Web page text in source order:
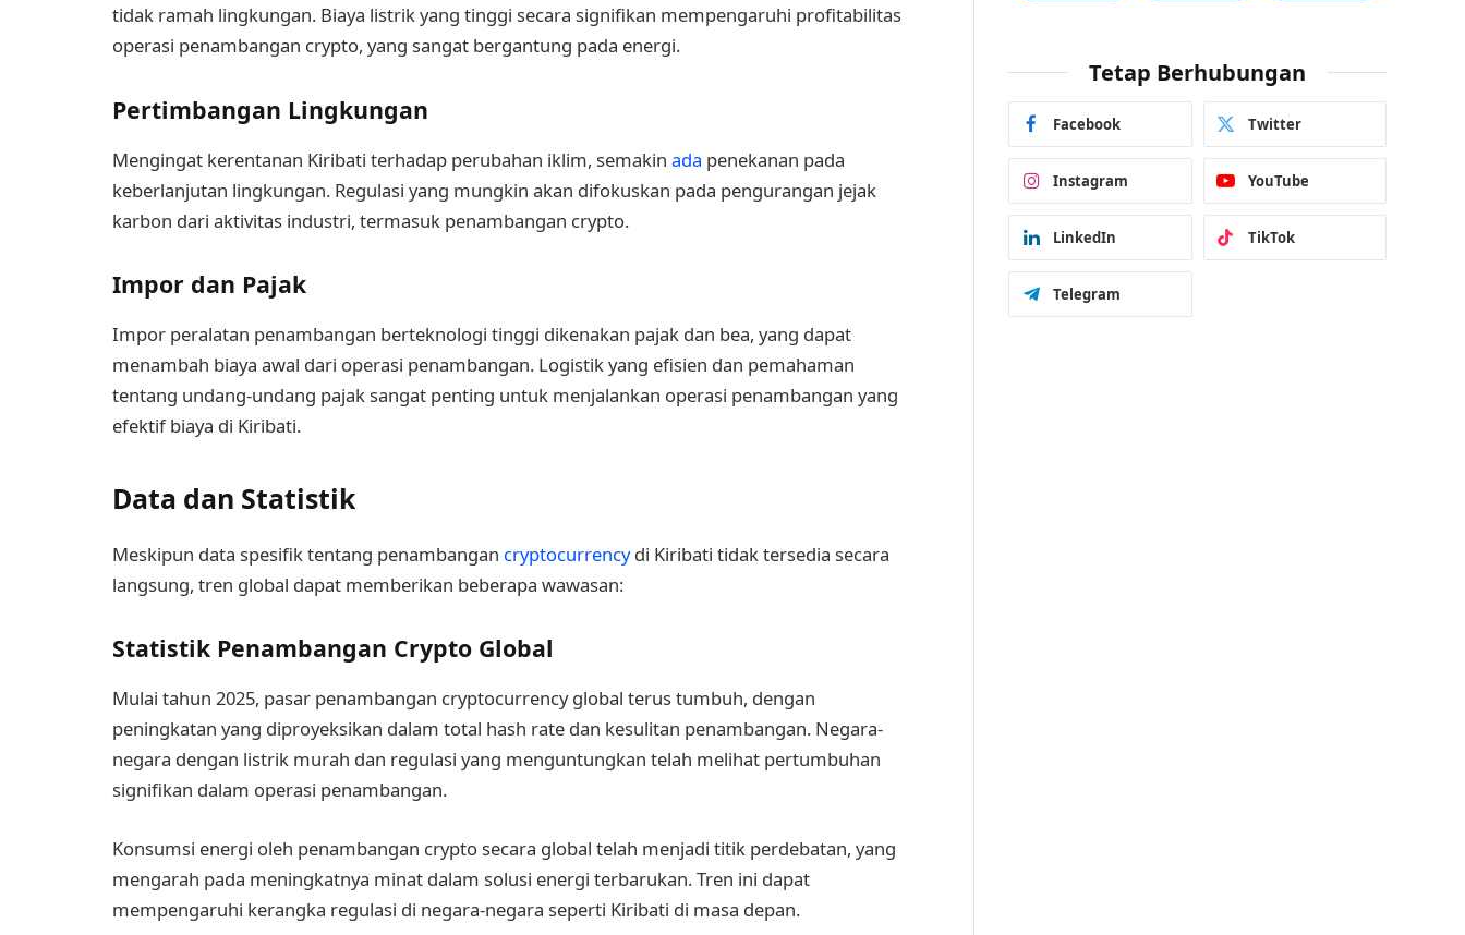
tidak ramah lingkungan. Biaya listrik yang tinggi secara signifikan mempengaruhi profitabilitas
operasi penambangan crypto, yang sangat bergantung pada energi.
Pertimbangan Lingkungan
Mengingat kerentanan Kiribati terhadap perubahan iklim, semakin ada penekanan pada
keberlanjutan lingkungan. Regulasi yang mungkin akan difokuskan pada pengurangan jejak
karbon dari aktivitas industri, termasuk penambangan crypto.
Impor dan Pajak
Impor peralatan penambangan berteknologi tinggi dikenakan pajak dan bea, yang dapat
menambah biaya awal dari operasi penambangan. Logistik yang efisien dan pemahaman
tentang undang-undang pajak sangat penting untuk menjalankan operasi penambangan yang
efektif biaya di Kiribati.
Data dan Statistik
Meskipun data spesifik tentang penambangan cryptocurrencydi Kiribati tidak tersedia secara
langsung, tren global dapat memberikan beberapa wawasan:
Statistik Penambangan Crypto Global
Mulai tahun 2025, pasar penambangan cryptocurrency global terus tumbuh, dengan
peningkatan yang diproyeksikan dalam total hash rate dan kesulitan penambangan. Negara-
negara dengan listrik murah dan regulasi yang menguntungkan telah melihat pertumbuhan
signifikan dalam operasi penambangan.
Konsumsi energi oleh penambangan crypto secara global telah menjadi titik perdebatan, yang
mengarah pada meningkatnya minat dalam solusi energi terbarukan. Tren ini dapat
mempengaruhi kerangka regulasi di negara-negara seperti Kiribati di masa depan.
Tetap Berhubungan
Facebook Twitter
Instagram YouTube
LinkedIn TikTok
Telegram